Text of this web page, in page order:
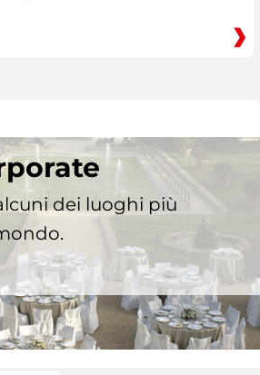
dei luoghi più